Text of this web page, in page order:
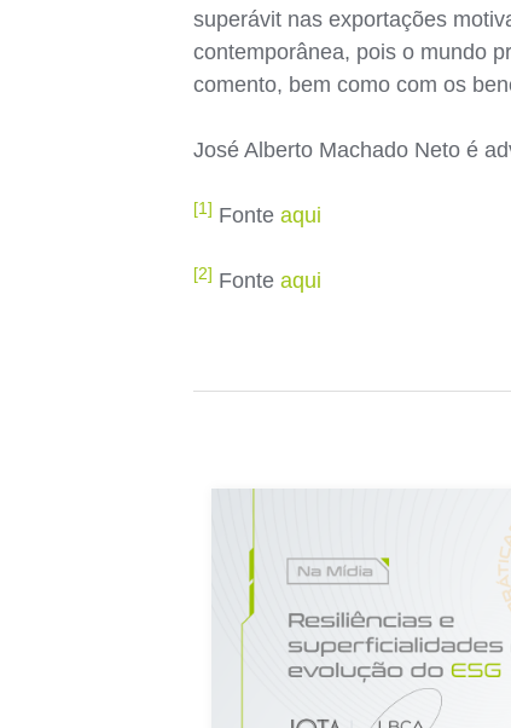
superávit nas exportações
contemporânea, pois o mundo
comento, bem como com os
José Alberto Machado Neto é
[1] Fonte aqui
[2] Fonte aqui